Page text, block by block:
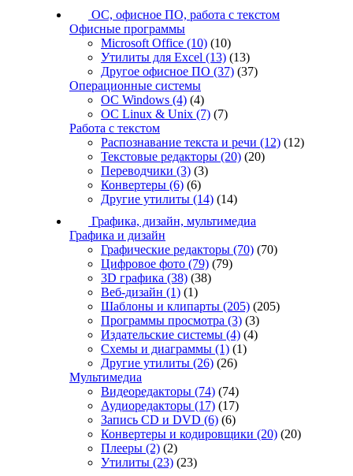
ОС, офисное ПО, работа с текстом
Офисные программы
Microsoft Office (10) (10)
Утилиты для Excel (13) (13)
Другое офисное ПО (37) (37)
Операционные системы
ОС Windows (4) (4)
ОС Linux & Unix (7) (7)
Работа с текстом
Распознавание текста и речи (12) (12)
Текстовые редакторы (20) (20)
Переводчики (3) (3)
Конвертеры (6) (6)
Другие утилиты (14) (14)
Графика, дизайн, мультимедиа
Графика и дизайн
Графические редакторы (70) (70)
Цифровое фото (79) (79)
3D графика (38) (38)
Веб-дизайн (1) (1)
Шаблоны и клипарты (205) (205)
Программы просмотра (3) (3)
Издательские системы (4) (4)
Схемы и диаграммы (1) (1)
Другие утилиты (26) (26)
Мультимедиа
Видеоредакторы (74) (74)
Аудиоредакторы (17) (17)
Запись CD и DVD (6) (6)
Конвертеры и кодировщики (20) (20)
Плееры (2) (2)
Утилиты (23) (23)